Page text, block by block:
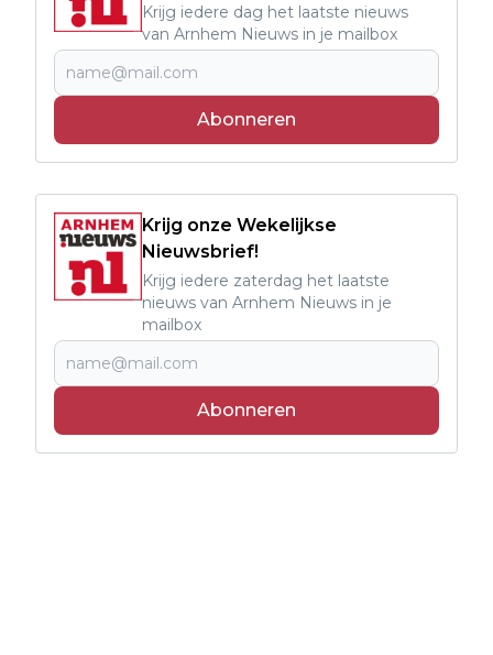
Krijg iedere dag het laatste nieuws
van Arnhem Nieuws in je mailbox
Abonneren
Krijg onze Wekelijkse
Nieuwsbrief!
Krijg iedere zaterdag het laatste
nieuws van Arnhem Nieuws in je
mailbox
Abonneren